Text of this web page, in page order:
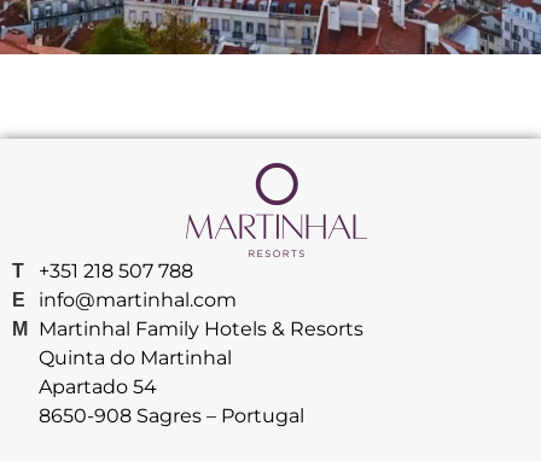
T
E
M
+351 218 507 788
info@martinhal.com
Martinhal Family Hotels & Resorts
Quinta do Martinhal
Apartado 54
8650-908 Sagres – Portugal